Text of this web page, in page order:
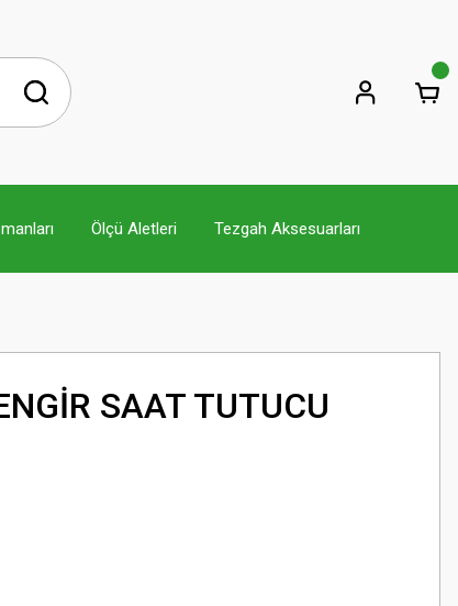
Ölçü Aletleri Tezgah Aksesuarları
SAAT TUTUCU